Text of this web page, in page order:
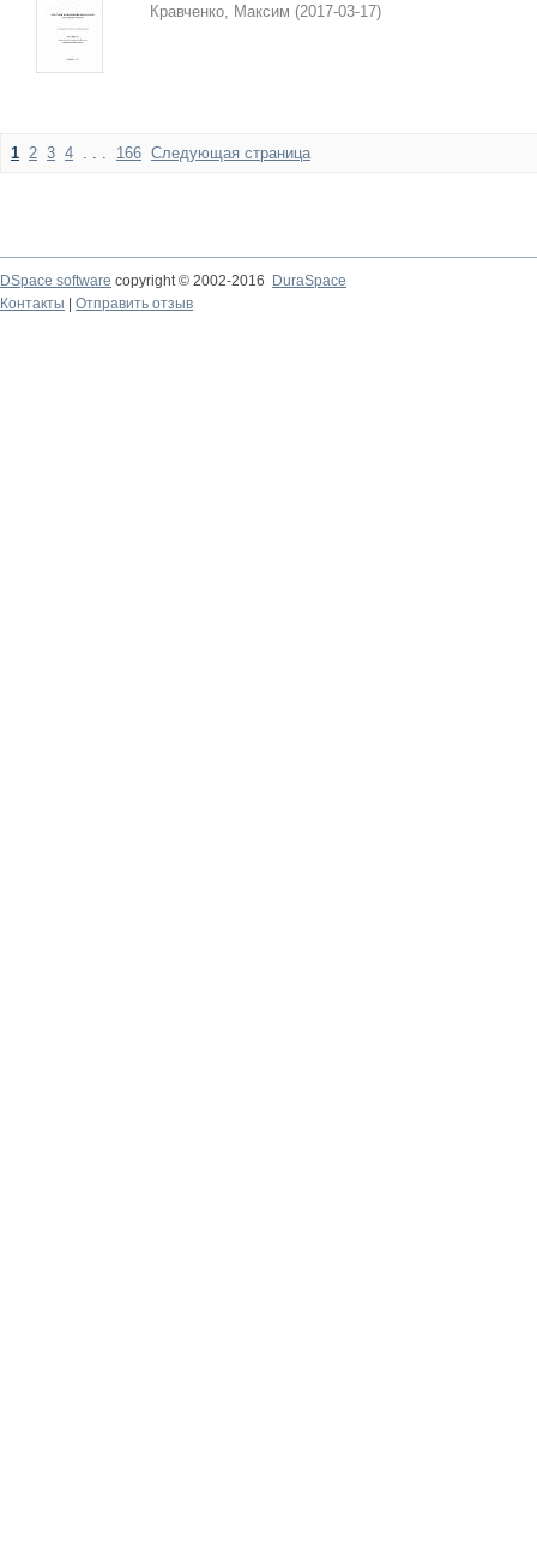
Кравченко, Максим (2017-03-17)
1 2 3 4 . . . 166 Следующая страница
DSpace software copyright © 2002-2016
DuraSpace
Контакты
Отправить отзыв